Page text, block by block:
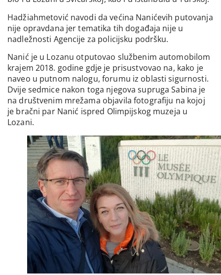
Hadžiahmetović navodi da većina Nanićevih putovanja
nije opravdana jer tematika tih događaja nije u
nadležnosti Agencije za policijsku podršku.
Nanić je u Lozanu otputovao službenim automobilom
krajem 2018. godine gdje je prisustvovao na, kako je
naveo u putnom nalogu, forumu iz oblasti sigurnosti.
Dvije sedmice nakon toga njegova supruga Sabina je
na društvenim mrežama objavila fotografiju na kojoj
je bračni par Nanić ispred Olimpijskog muzeja u
Lozani.